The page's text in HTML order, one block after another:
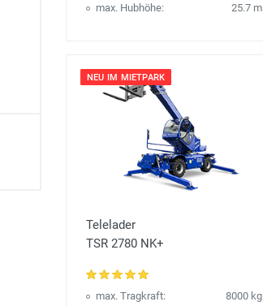
max. Hubhöhe:
25.7 m
NEU IM MIETPARK
Telelader
TSR 2780 NK+
max. Tragkraft:
8000 kg